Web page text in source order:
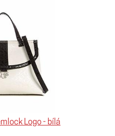
Logo - bílá